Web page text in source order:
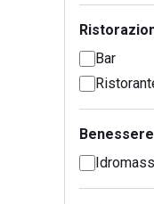
Bar
Benessere